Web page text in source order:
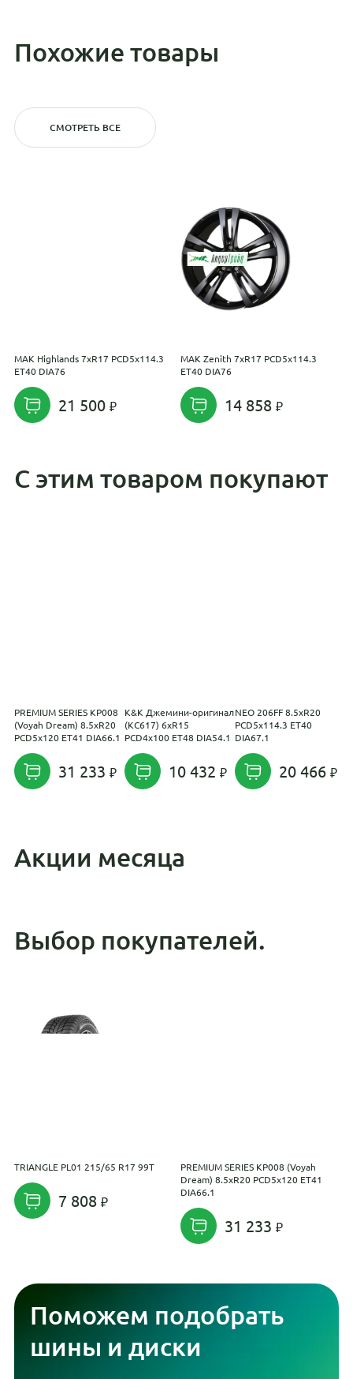
Похожие товары
СМОТРЕТЬ ВСЕ
MAK Highlands 7xR17 PCD5x114.3
ET40 DIA76
21 500
MAK Zenith 7xR17 PCD5x114.3
ET40 DIA76
14 858
С этим товаром покупают
PREMIUM SERIES КР008
(Voyah Dream) 8.5xR20
PCD5x120 ET41 DIA66.1
31 233
K&K Джемини-оригинал
(КС617) 6xR15
PCD4x100 ET48 DIA54.1
10 432
NEO 206FF 8.5xR20
PCD5x114.3 ET40
DIA67.1
20 466
Акции месяца
Выбор покупателей.
TRIANGLE PL01 215/65 R17 99T
7 808
PREMIUM SERIES КР008 (Voyah
Dream) 8.5xR20 PCD5x120 ET41
DIA66.1
31 233
Поможем подобрать
шины и диски